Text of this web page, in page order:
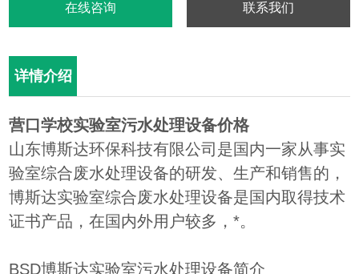
在线咨询 联系我们
详情介绍
营口学校实验室污水处理设备价格
山东博斯达环保科技有限公司是国内一家从事实
验室综合废水处理设备的研发、生产和销售的，
博斯达实验室综合废水处理设备是国内取得技术
证书产品，在国内外用户较多，*。
BSD博斯达实验室污水处理设备简介